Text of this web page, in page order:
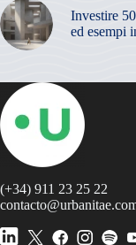
Investire
ed esempi
(+34) 911 23 25 22